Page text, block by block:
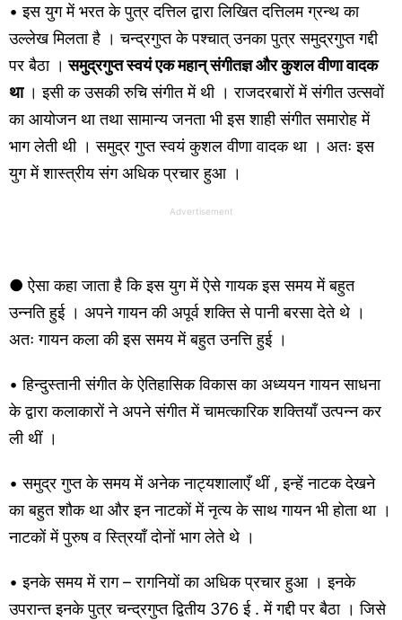
• इस युग में भरत के पुत्र दत्तिल द्वारा लिखित दत्तिलम ग्रन्थ का
उल्लेख मिलता है । चन्द्रगुप्त के पश्चात् उनका पुत्र समुद्रगुप्त गद्दी
पर बैठा । समुद्रगुप्त स्वयं एक महान् संगीतज्ञ और कुशल वीणा वादक
था । इसी क उसकी रुचि संगीत में थी । राजदरबारों में संगीत उत्सवों
का आयोजन था तथा सामान्य जनता भी इस शाही संगीत समारोह में
भाग लेती थी । समुद्र गुप्त स्वयं कुशल वीणा वादक था । अतः इस
युग में शास्त्रीय संग अधिक प्रचार हुआ ।
Advertisement
● ऐसा कहा जाता है कि इस युग में ऐसे गायक इस समय में बहुत
उन्नति हुई । अपने गायन की अपूर्व शक्ति से पानी बरसा देते थे ।
अतः गायन कला की इस समय में बहुत उनत्ति हुई ।
• हिन्दुस्तानी संगीत के ऐतिहासिक विकास का अध्ययन गायन साधना
के द्वारा कलाकारों ने अपने संगीत में चामत्कारिक शक्तियाँ उत्पन्न कर
ली थीं ।
• समुद्र गुप्त के समय में अनेक नाट्यशालाएँ थीं , इन्हें नाटक देखने
का बहुत शौक था और इन नाटकों में नृत्य के साथ गायन भी होता था ।
नाटकों में पुरुष व स्त्रियाँ दोनों भाग लेते थे ।
• इनके समय में राग – रागनियों का अधिक प्रचार हुआ । इनके
उपरान्त इनके पुत्र चन्द्रगुप्त द्वितीय 376 ई . में गद्दी पर बैठा । जिसे